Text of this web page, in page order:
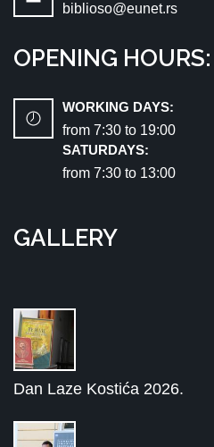
biblioso@eunet.rs
OPENING HOURS:
WORKING DAYS:
from 7:30 tо 19:00
SATURDAYS:
from 7:30 tо 13:00
GALLERY
Dan Laze Kostića 2026.